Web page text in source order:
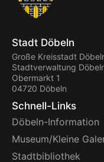
Stadt Döbeln
Große Kreisstadt
Stadtverwaltung
Obermarkt 1
04720 Döbeln
Schnell-Links
Döbeln-Information
Museum/Kleine
Stadtbibliothek